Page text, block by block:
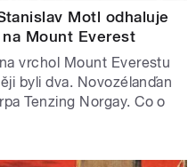
Motl odhaluje
Mount Everest
vrchol Mount Everestu
byli dva. Novozélanďan
Tenzing Norgay. Co o